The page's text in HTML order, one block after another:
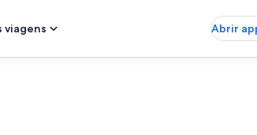
viagens
Abrir